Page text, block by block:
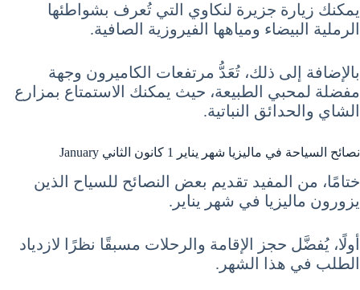
يمكنك زيارة جزيرة لنكاوي التي تُعرف بشواطئها
الرملية البيضاء ومياهها الفيروزية الصافية.
بالإضافة إلى ذلك، تُعَدُّ مرتفعات الكاميرون وجهة
مفضلة لمحبي الطبيعة، حيث يمكنك الاستمتاع بمزارع
الشاي والحدائق النباتية.
نصائح السياحة في ماليزيا شهر يناير 1 كانون الثاني January
ختامًا، من المفيد تقديم بعض النصائح للسياح الذين
يزورون ماليزيا في شهر يناير.
أولًا، يُفضَّل حجز الإقامة والرحلات مسبقًا نظرًا لازدياد
الطلب في هذا الشهر.